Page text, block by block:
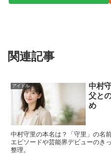
『ミスアクショ
同年『2013日本レースクイ
ランプリ を獲得されるなど、
数々の華々しい経歴
関連記事
アイドル
中村
父と
め
中村守里の本名は？「守里」の名
エピソードや芸能界デビューのき
整理。